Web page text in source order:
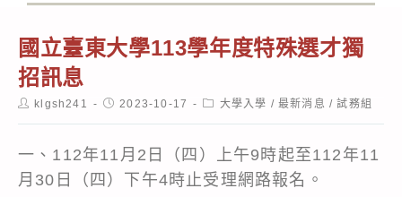
國立臺東大學113學年度特殊選才獨
招訊息
Postklgsh241
Post2023-10-17
Post大學入學 / 最新消息 / 試務組
一、112年11月2日（四）上午9時起至112年11
月30日（四）下午4時止受理網路報名。